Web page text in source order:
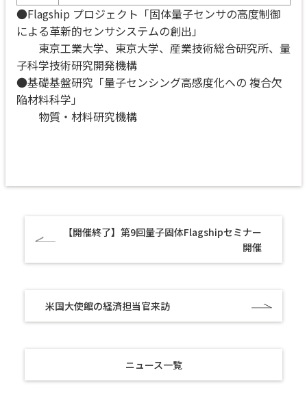
●Flagship プロジェクト「固体量子センサの高度制御
による革新的センサシステムの創出」
東京工業大学、東京大学、産業技術総合研究所、量
子科学技術研究開発機構
●基礎基盤研究「量子センシング高感度化への 複合欠
陥材料科学」
物質・材料研究機構
【開催終了】第9回量子固体Flagshipセミナー
開催
ニュース一覧
米国大使館の経済担当官来訪